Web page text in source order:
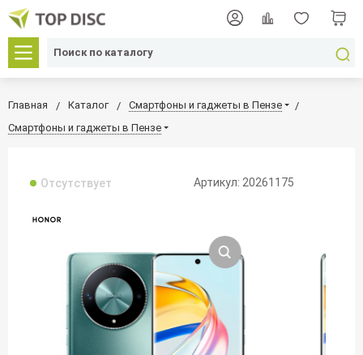
Главная Каталог
Смартфоны и гаджеты в Пензе
Смартфоны и гаджеты в Пензе
Отсутствует Артикул: 20261175